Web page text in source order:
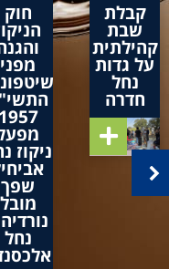
קבלת
שבת
קהילתית
על גדות
נחל
חדרה
חוק
מפני
1957
ניקוז
שפך
מובל
נחל